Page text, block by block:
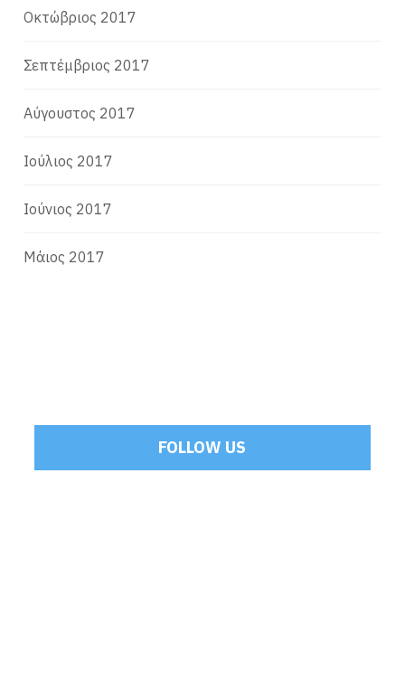
Οκτώβριος 2017
Σεπτέμβριος 2017
Αύγουστος 2017
Ιούλιος 2017
Ιούνιος 2017
Μάιος 2017
FOLLOW US